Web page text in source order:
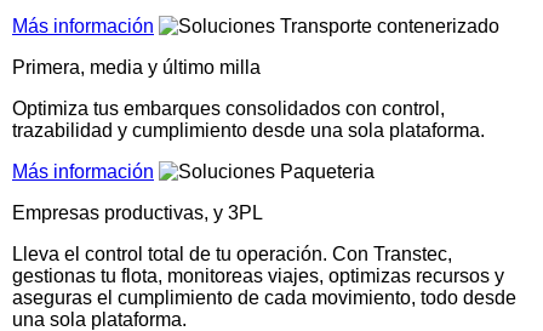
Más información
Primera, media y último milla
Optimiza tus embarques consolidados con control,
trazabilidad y cumplimiento desde una sola plataforma.
Más información
Empresas productivas, y 3PL
Lleva el control total de tu operación. Con Transtec,
gestionas tu flota, monitoreas viajes, optimizas recursos y
aseguras el cumplimiento de cada movimiento, todo desde
una sola plataforma.